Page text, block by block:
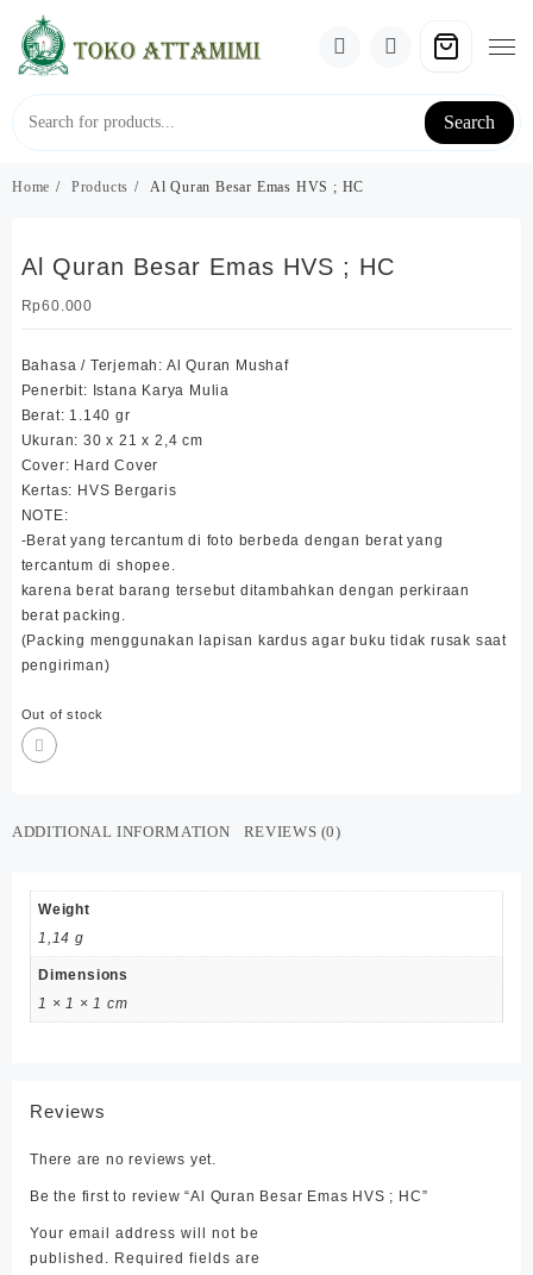
content
Search
Home Products Al Quran Besar Emas HVS ; HC
Al Quran Besar Emas HVS ; HC
Rp60.000
Bahasa / Terjemah: Al Quran Mushaf
Penerbit: Istana Karya Mulia
Berat: 1.140 gr
Ukuran: 30 x 21 x 2,4 cm
Cover: Hard Cover
Kertas: HVS Bergaris
NOTE:
-Berat yang tercantum di foto berbeda dengan berat yang
tercantum di shopee.
karena berat barang tersebut ditambahkan dengan perkiraan
berat packing.
(Packing menggunakan lapisan kardus agar buku tidak rusak saat
pengiriman)
Out of stock
ADDITIONAL INFORMATION REVIEWS (0)
Weight
1,14 g
Dimensions
1 × 1 × 1 cm
Reviews
There are no reviews yet.
Be the first to review “Al Quran Besar Emas HVS ; HC”
Your email address will not be
published. Required fields are